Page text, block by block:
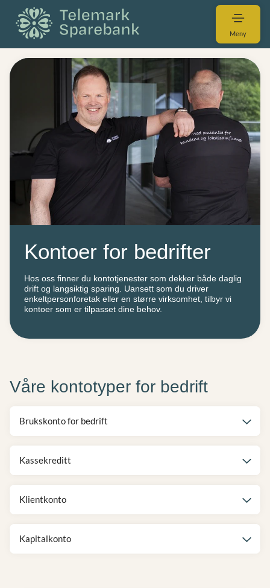
Meny
Kontoer for bedrifter
Hos oss finner du kontotjenester som dekker både daglig
drift og langsiktig sparing. Uansett som du driver
enkeltpersonforetak eller en større virksomhet, tilbyr vi
kontoer som er tilpasset dine behov.
Våre kontotyper for bedrift
Brukskonto for bedrift
Kassekreditt
Klientkonto
Kapitalkonto